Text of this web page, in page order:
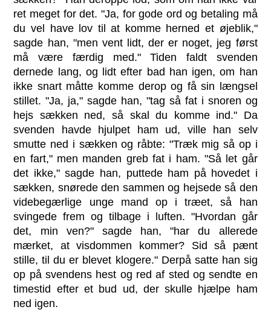
ret meget for det. "Ja, for gode ord og betaling må
du vel have lov til at komme herned et øjeblik,"
sagde han, "men vent lidt, der er noget, jeg først
må være færdig med." Tiden faldt svenden
dernede lang, og lidt efter bad han igen, om han
ikke snart måtte komme derop og få sin længsel
stillet. "Ja, ja," sagde han, "tag så fat i snoren og
hejs sækken ned, så skal du komme ind." Da
svenden havde hjulpet ham ud, ville han selv
smutte ned i sækken og råbte: "Træk mig så op i
en fart," men manden greb fat i ham. "Så let går
det ikke," sagde han, puttede ham på hovedet i
sækken, snørede den sammen og hejsede så den
videbegærlige unge mand op i træet, så han
svingede frem og tilbage i luften. "Hvordan går
det, min ven?" sagde han, "har du allerede
mærket, at visdommen kommer? Sid så pænt
stille, til du er blevet klogere." Derpå satte han sig
op på svendens hest og red af sted og sendte en
timestid efter et bud ud, der skulle hjælpe ham
ned igen.